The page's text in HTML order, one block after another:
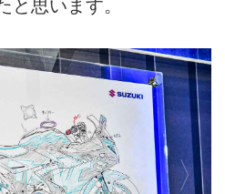
と思います。